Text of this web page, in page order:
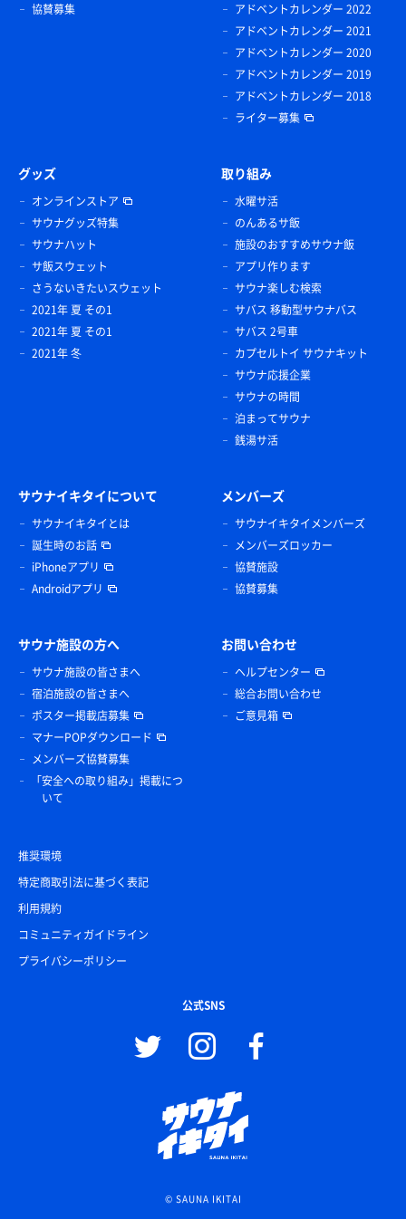
協賛募集
アドベントカレンダー 2022
アドベントカレンダー 2021
アドベントカレンダー 2020
アドベントカレンダー 2019
アドベントカレンダー 2018
ライター募集
グッズ
オンラインストア
サウナグッズ特集
サウナハット
サ飯スウェット
さうないきたいスウェット
2021年 夏 その1
2021年 夏 その1
2021年 冬
取り組み
水曜サ活
のんあるサ飯
施設のおすすめサウナ飯
アプリ作ります
サウナ楽しむ検索
サバス 移動型サウナバス
サバス 2号車
カプセルトイ サウナキット
サウナ応援企業
サウナの時間
泊まってサウナ
銭湯サ活
サウナイキタイについて
サウナイキタイとは
誕生時のお話
iPhoneアプリ
Androidアプリ
メンバーズ
サウナイキタイメンバーズ
メンバーズロッカー
協賛施設
協賛募集
サウナ施設の方へ
サウナ施設の皆さまへ
宿泊施設の皆さまへ
ポスター掲載店募集
マナーPOPダウンロード
メンバーズ協賛募集
「安全への取り組み」掲載につ
いて
お問い合わせ
ヘルプセンター
総合お問い合わせ
ご意見箱
推奨環境
特定商取引法に基づく表記
利用規約
コミュニティガイドライン
プライバシーポリシー
公式SNS
© SAUNA IKITAI